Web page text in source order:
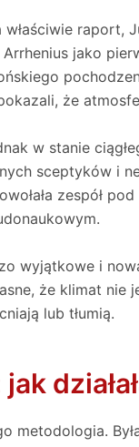
raport,
jako
że
w stanie
sceptyków i
zespół
wyjątkowe i
że klimat
lub tłumią.
metodologia.